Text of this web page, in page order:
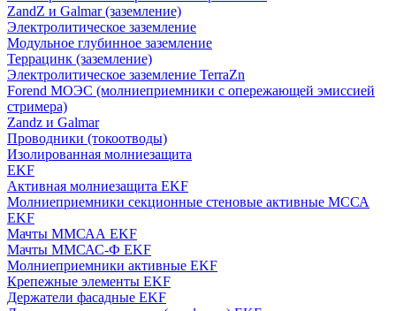
ZandZ и Galmar (заземление)
Электролитическое заземление
Модульное глубинное заземление
Террацинк (заземление)
Электролитическое заземление TerraZn
Forend МОЭС (молниеприемники с опережающей эмиссией
стримера)
Zandz и Galmar
Проводники (токоотводы)
Изолированная молниезащита
EKF
Активная молниезащита EKF
Молниеприемники секционные стеновые активные МССА
EKF
Мачты ММСАА EKF
Мачты ММСАС-Ф EKF
Молниеприемники активные EKF
Крепежные элементы EKF
Держатели фасадные EKF